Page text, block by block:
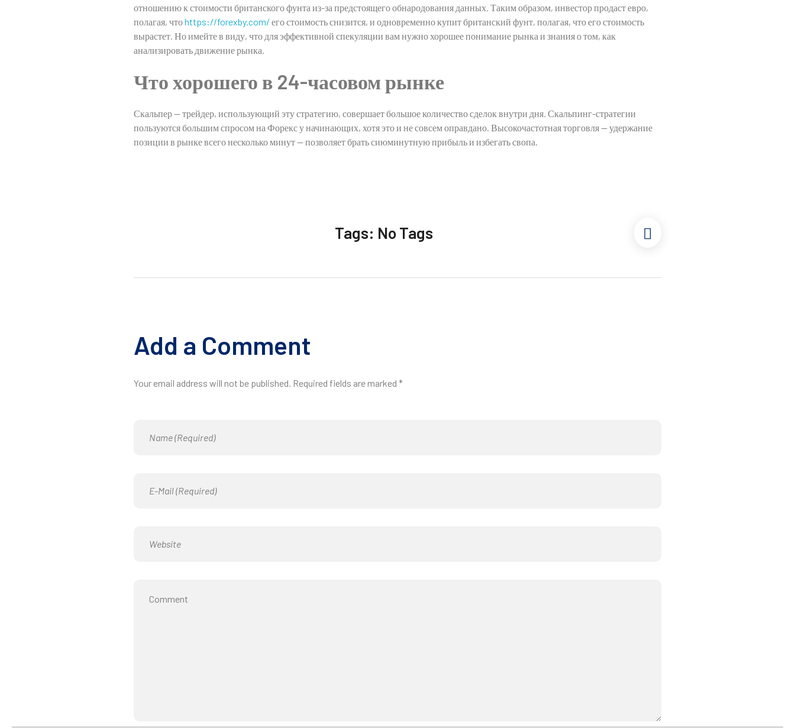
отношению к стоимости британского фунта из-за предстоящего обнародования данных. Таким образом, инвестор продаст евро,
полагая, чтоhttps://forexby.com/ его стоимость снизится, и одновременно купит британский фунт, полагая, что его стоимость
вырастет. Но имейте в виду, что для эффективной спекуляции вам нужно хорошее понимание рынка и знания о том, как
анализировать движение рынка.
Что хорошего в 24-часовом рынке
Скальпер — трейдер, использующий эту стратегию, совершает большое количество сделок внутри дня. Скальпинг-стратегии
пользуются большим спросом на Форекс у начинающих, хотя это и не совсем оправдано. Высокочастотная торговля — удержание
позиции в рынке всего несколько минут — позволяет брать сиюминутную прибыль и избегать свопа.
Tags: No Tags
Add a Comment
Your email address will not be published. Required fields are marked *